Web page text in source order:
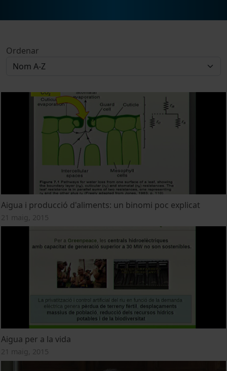
Ordenar
Aigua i producció d'aliments: un binomi poc explicat
21 maig, 2015
Aigua per a la vida
21 maig, 2015